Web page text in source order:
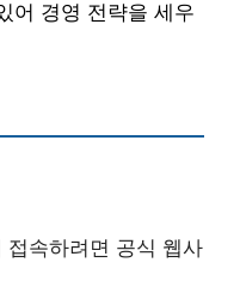
어 경영 전략을 세우
접속하려면 공식 웹사